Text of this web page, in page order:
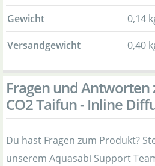
Gewicht
0,14
Versandgewicht
0,40
Fragen und Antworten
CO2 Taifun - Inline
Du hast Fragen zum Produkt?
unserem Aquasabi Support